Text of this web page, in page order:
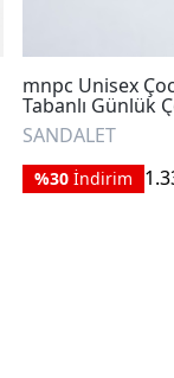
mnpc Unisex
Tabanlı Günlük
SANDALET
%30 İndirim